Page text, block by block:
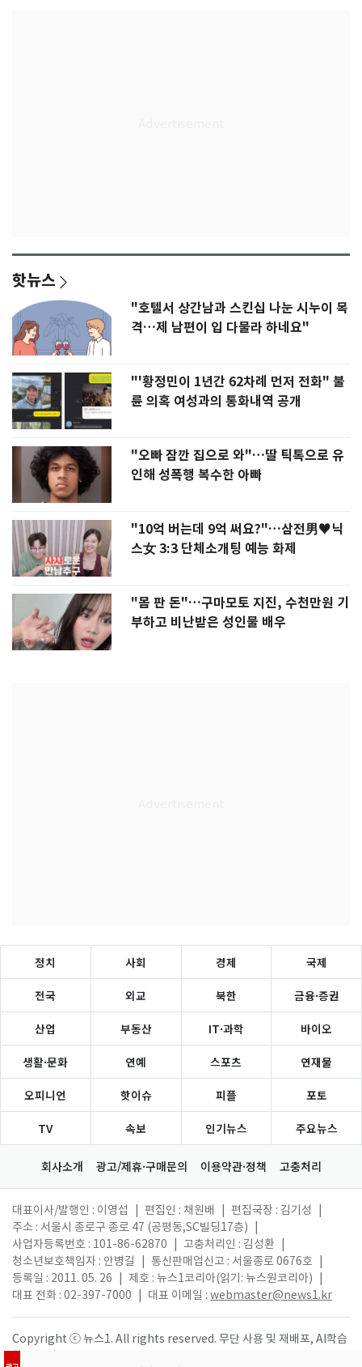
핫뉴스
"호텔서 상간남과 스킨십 나눈 시누이 목
격…제 남편이 입 다물라 하네요"
"'황정민이 1년간 62차례 먼저 전화" 불
륜 의혹 여성과의 통화내역 공개
"오빠 잠깐 집으로 와"…딸 틱톡으로 유
인해 성폭행 복수한 아빠
"10억 버는데 9억 써요?"…삼전男♥닉
스女 3:3 단체소개팅 예능 화제
"몸 판 돈"…구마모토 지진, 수천만원 기
부하고 비난받은 성인물 배우
정치 사회 경제 국제
전국 외교 북한 금융·증권
산업 부동산 IT·과학 바이오
생활·문화 연예 스포츠 연재물
오피니언 핫이슈 피플 포토
TV 속보 인기뉴스 주요뉴스
회사소개 광고/제휴·구매문의 이용약관·정책 고충처리
대표이사/발행인 : 이영섭 편집인 : 채원배 편집국장 : 김기성
주소 : 서울시 종로구 종로 47 (공평동,SC빌딩17층)
사업자등록번호 : 101-86-62870
고충처리인 : 김성환
청소년보호책임자 : 안병길
통신판매업신고 : 서울종로 0676호
등록일 : 2011. 05. 26
제호 : 뉴스1코리아(읽기: 뉴스원코리아)
대표 전화 : 02-397-7000
대표 이메일 : webmaster@news1.kr
Copyright ⓒ 뉴스1. All rights reserved. 무단 사용 및 재배포, AI학습